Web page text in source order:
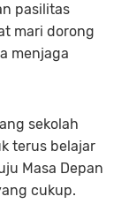
pasilitas
mari dorong
menjaga
sekolah
terus belajar
Masa Depan
cukup.